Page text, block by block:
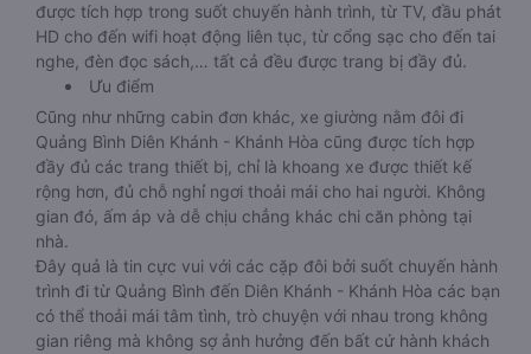
được tích hợp trong suốt chuyến hành trình, từ TV, đầu phát
HD cho đến wifi hoạt động liên tục, từ cổng sạc cho đến tai
nghe, đèn đọc sách,… tất cả đều được trang bị đầy đủ.
Ưu điểm
Cũng như những cabin đơn khác, xe giường nằm đôi đi
Quảng Bình Diên Khánh - Khánh Hòa cũng được tích hợp
đầy đủ các trang thiết bị, chỉ là khoang xe được thiết kế
rộng hơn, đủ chỗ nghỉ ngơi thoải mái cho hai người. Không
gian đó, ấm áp và dễ chịu chẳng khác chi căn phòng tại
nhà.
Đây quả là tin cực vui với các cặp đôi bởi suốt chuyến hành
trình đi từ Quảng Bình đến Diên Khánh - Khánh Hòa các bạn
có thể thoải mái tâm tình, trò chuyện với nhau trong không
gian riêng mà không sợ ảnh hưởng đến bất cứ hành khách